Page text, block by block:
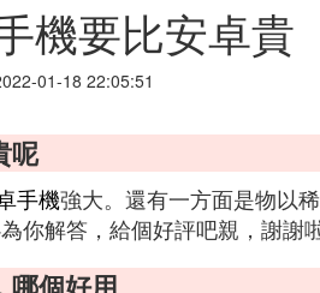
機要比安卓貴
01-18 22:05:51
呢
手機強大。還有一方面是物以
你解答，給個好評吧親，謝謝